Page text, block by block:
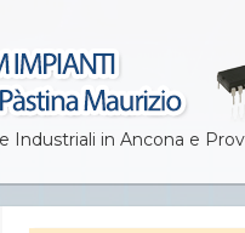
Industriali in Ancona e